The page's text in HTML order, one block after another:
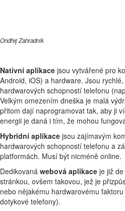
Ondřej Zahradník
Nativní aplikace jsou vytvářené pro
Android, iOS) a hardware. Jsou
hardwarových schopností telefonu
Velkým omezením dneška je malá
přitom dají naprogramovat tak, aby ji
energii je daná i tím, že mohou
Hybridní aplikace jsou zajímavým
hardwarových schopností telefonu a
platformách. Musí být nicméně online.
Dedikovaná webová aplikace je již
stránkou, ovšem takovou, jež je
nebo nějakému hardwarovému
dotykové telefony).